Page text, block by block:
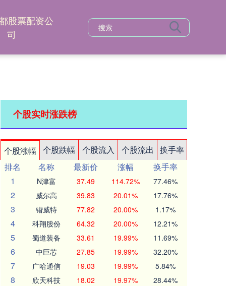
股票配资公
司
个股实时涨跌榜
个股涨幅 个股跌幅 个股流入 个股流出
换手率
排名
名称 最新价 涨幅
换手率
1
N津富 37.49 114.72% 77.46%
2 威尔高 39.83 20.01% 17.76%
3 锴威特 77.82 20.00% 1.17%
4 科翔股份 64.32 20.00% 12.21%
5 蜀道装备 33.61 19.99% 11.69%
6 中巨芯 27.85 19.99% 32.20%
7 广哈通信 19.03 19.99% 5.84%
8 欣天科技 18.02 19.97% 28.44%